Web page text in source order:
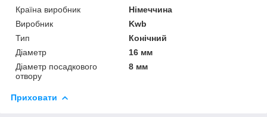
Країна виробник
Німеччина
Виробник
Kwb
Тип
Конічний
Діаметр
16 мм
Діаметр посадкового
отвору
8 мм
Приховати